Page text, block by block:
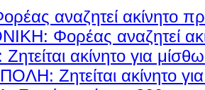
αναζητεί ακίνητο
Φορέας αναζητεί
ακίνητο για
Ζητείται ακίνητο